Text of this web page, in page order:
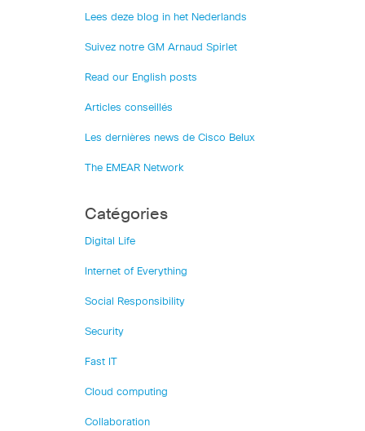
Lees deze blog in het Nederlands
Suivez notre GM Arnaud Spirlet
Read our English posts
Articles conseillés
Les dernières news de Cisco Belux
The EMEAR Network
Catégories
Digital Life
Internet of Everything
Social Responsibility
Security
Fast IT
Cloud computing
Collaboration